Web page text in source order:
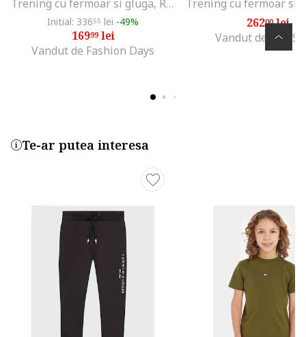
Trening cu fermoar si gluga, Rosu/Negru
Initial: 33655 lei -49%
16999lei
Vandut de Fashion Days
26200lei
Vandut de Top
Te-ar putea interesa